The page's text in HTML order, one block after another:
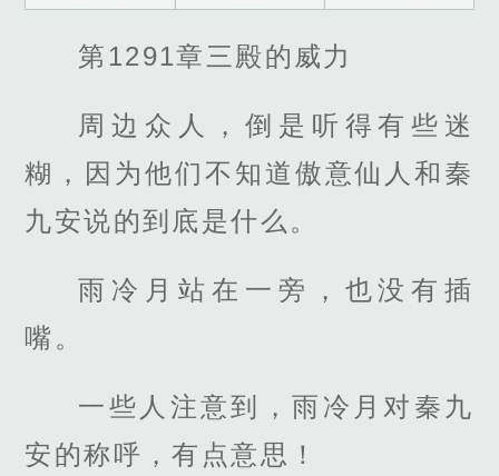
第1291章三殿的威力
周边众人，倒是听得有些迷
糊，因为他们不知道傲意仙人和秦
九安说的到底是什么。
雨冷月站在一旁，也没有插
嘴。
一些人注意到，雨冷月对秦九
安的称呼，有点意思！